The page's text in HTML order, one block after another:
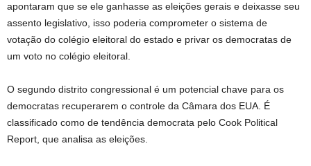
apontaram que se ele ganhasse as eleições gerais e deixasse seu
assento legislativo, isso poderia comprometer o sistema de
votação do colégio eleitoral do estado e privar os democratas de
um voto no colégio eleitoral.
O segundo distrito congressional é um potencial chave para os
democratas recuperarem o controle da Câmara dos EUA. É
classificado como de tendência democrata pelo Cook Political
Report, que analisa as eleições.